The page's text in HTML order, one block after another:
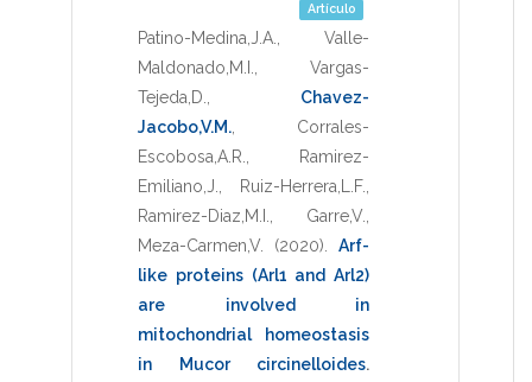
Artículo
Patino-Medina,J.A.
Valle-
Maldonado,M.I.
Vargas-
Tejeda,D.
Chavez-
Jacobo,V.M.
Corrales-
Escobosa,A.R.
Ramirez-
Emiliano,J.
Ruiz-Herrera,L.F.
Ramirez-Diaz,M.I.
Garre,V.
Meza-Carmen,V.
(2020)
Arf-
like proteins (Arl1 and Arl2)
are involved in
mitochondrial homeostasis
in Mucor circinelloides.